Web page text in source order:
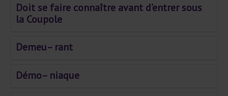
Doit se faire connaître avant d’entrer sous
la Coupole
Demeu– rant
Démo– niaque